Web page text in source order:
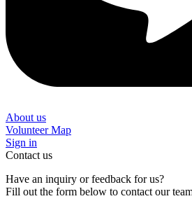
About us
Volunteer Map
Sign in
Contact us
Have an inquiry or feedback for us?
Fill out the form below to contact our